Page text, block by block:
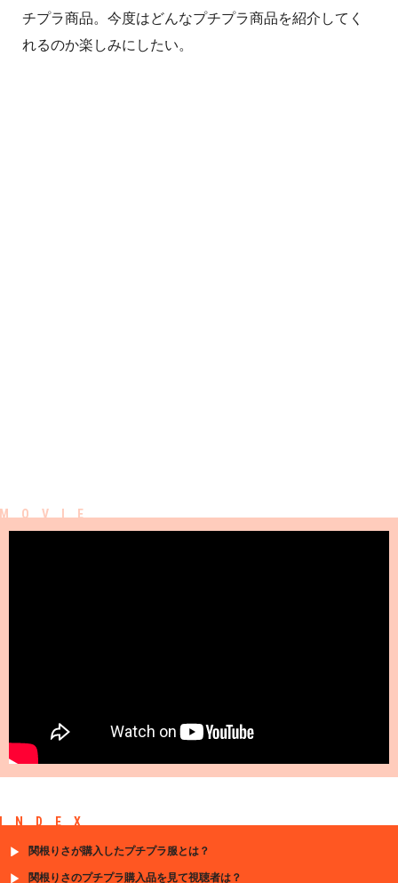
チプラ商品。今度はどんなプチプラ商品を紹介してく
れるのか楽しみにしたい。
INDEX
関根りさが購入したプチプラ服とは？
関根りさのプチプラ購入品を見て視聴者は？